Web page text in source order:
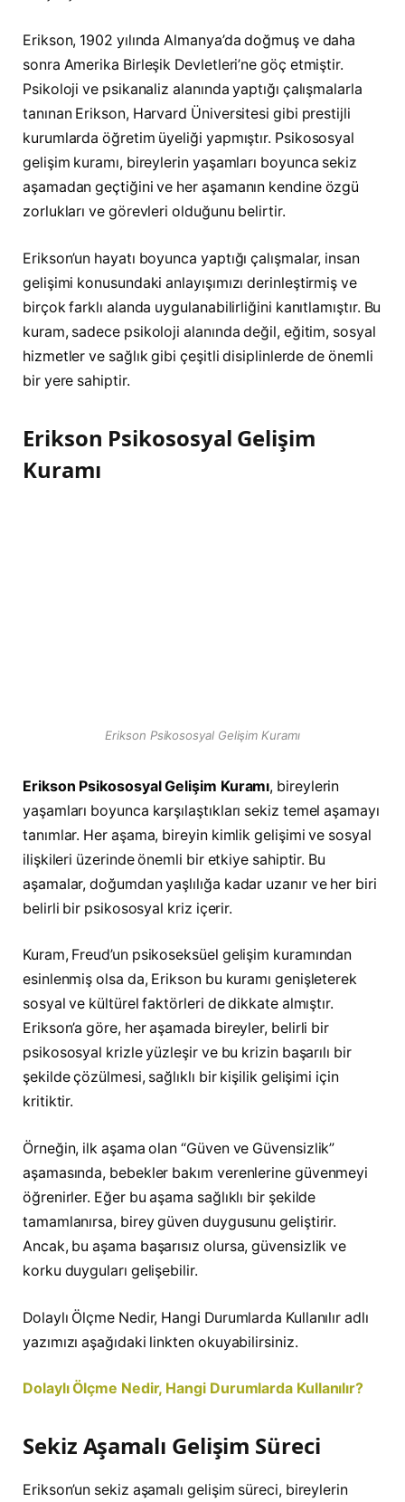
Erikson, 1902 yılında Almanya’da doğmuş ve daha
sonra Amerika Birleşik Devletleri’ne göç etmiştir.
Psikoloji ve psikanaliz alanında yaptığı çalışmalarla
tanınan Erikson, Harvard Üniversitesi gibi prestijli
kurumlarda öğretim üyeliği yapmıştır. Psikososyal
gelişim kuramı, bireylerin yaşamları boyunca sekiz
aşamadan geçtiğini ve her aşamanın kendine özgü
zorlukları ve görevleri olduğunu belirtir.
Erikson’un hayatı boyunca yaptığı çalışmalar, insan
gelişimi konusundaki anlayışımızı derinleştirmiş ve
birçok farklı alanda uygulanabilirliğini kanıtlamıştır. Bu
kuram, sadece psikoloji alanında değil, eğitim, sosyal
hizmetler ve sağlık gibi çeşitli disiplinlerde de önemli
bir yere sahiptir.
Erikson Psikososyal Gelişim
Kuramı
Erikson Psikososyal Gelişim Kuramı
Erikson Psikososyal Gelişim Kuramı, bireylerin
yaşamları boyunca karşılaştıkları sekiz temel aşamayı
tanımlar. Her aşama, bireyin kimlik gelişimi ve sosyal
ilişkileri üzerinde önemli bir etkiye sahiptir. Bu
aşamalar, doğumdan yaşlılığa kadar uzanır ve her biri
belirli bir psikososyal kriz içerir.
Kuram, Freud’un psikoseksüel gelişim kuramından
esinlenmiş olsa da, Erikson bu kuramı genişleterek
sosyal ve kültürel faktörleri de dikkate almıştır.
Erikson’a göre, her aşamada bireyler, belirli bir
psikososyal krizle yüzleşir ve bu krizin başarılı bir
şekilde çözülmesi, sağlıklı bir kişilik gelişimi için
kritiktir.
Örneğin, ilk aşama olan “Güven ve Güvensizlik”
aşamasında, bebekler bakım verenlerine güvenmeyi
öğrenirler. Eğer bu aşama sağlıklı bir şekilde
tamamlanırsa, birey güven duygusunu geliştirir.
Ancak, bu aşama başarısız olursa, güvensizlik ve
korku duyguları gelişebilir.
Dolaylı Ölçme Nedir, Hangi Durumlarda Kullanılır adlı
yazımızı aşağıdaki linkten okuyabilirsiniz.
Dolaylı Ölçme Nedir, Hangi Durumlarda Kullanılır?
Sekiz Aşamalı Gelişim Süreci
Erikson’un sekiz aşamalı gelişim süreci, bireylerin